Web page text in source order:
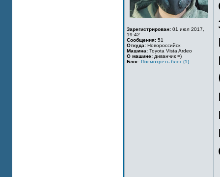
Зарегистрирован: 01 июл 2017,
19:42
Сообщения: 51
Откуда: Новороссийск
Машина: Toyota Vista Ardeo
О машине: диванчик =)
Блог: Посмотреть блог (1)